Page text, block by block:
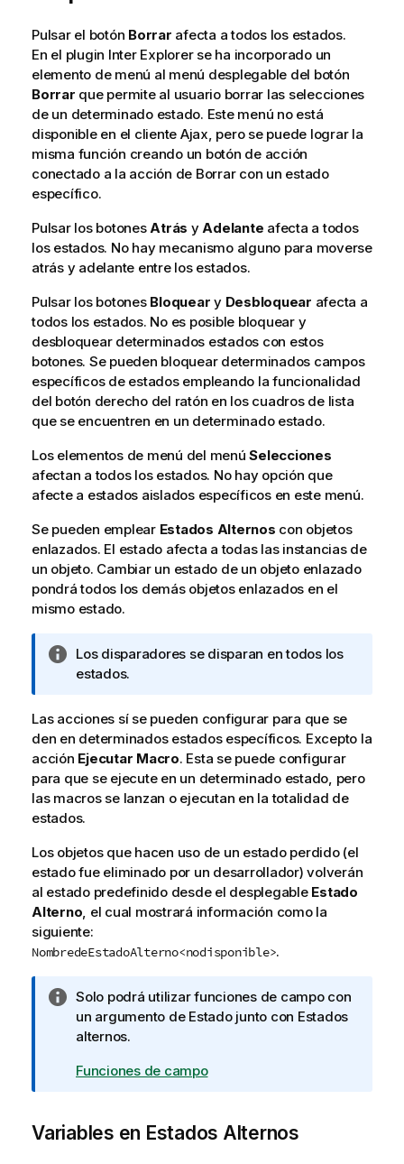
Pulsar el botón Borrar afecta a todos los estados.
En el plugin Inter Explorer se ha incorporado un
elemento de menú al menú desplegable del botón
Borrar que permite al usuario borrar las selecciones
de un determinado estado. Este menú no está
disponible en el cliente Ajax, pero se puede lograr la
misma función creando un botón de acción
conectado a la acción de Borrar con un estado
específico.
Pulsar los botonesAtrás yAdelante afecta a todos
los estados. No hay mecanismo alguno para moverse
atrás y adelante entre los estados.
Pulsar los botones Bloquear y Desbloquear afecta a
todos los estados. No es posible bloquear y
desbloquear determinados estados con estos
botones. Se pueden bloquear determinados campos
específicos de estados empleando la funcionalidad
del botón derecho del ratón en los cuadros de lista
que se encuentren en un determinado estado.
Los elementos de menú del menúSelecciones
afectan a todos los estados. No hay opción que
afecte a estados aislados específicos en este menú.
Se pueden emplear Estados Alternos con objetos
enlazados. El estado afecta a todas las instancias de
un objeto. Cambiar un estado de un objeto enlazado
pondrá todos los demás objetos enlazados en el
mismo estado.
N
o
a
n
f
o
r
a
t
i
v
a
Los disparadores se disparan en todos los
estados.
Las acciones sí se pueden configurar para que se
den en determinados estados específicos. Excepto la
acción Ejecutar Macro. Esta se puede configurar
para que se ejecute en un determinado estado, pero
las macros se lanzan o ejecutan en la totalidad de
estados.
Los objetos que hacen uso de un estado perdido (el
estado fue eliminado por un desarrollador) volverán
al estado predefinido desde el desplegable Estado
Alterno, el cual mostrará información como la
siguiente:
NombredeEstadoAlterno<nodisponible>.
N
o
t
i
o
Solo podrá utilizar funciones de campo con
un argumento de Estadojunto con Estados
alternos.
Funciones de campo
Variables en Estados Alternos